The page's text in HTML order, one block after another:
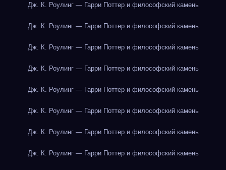
Дж. К. Роулинг — Гарри Поттер и философский камень
Дж. К. Роулинг — Гарри Поттер и философский камень
Дж. К. Роулинг — Гарри Поттер и философский камень
Дж. К. Роулинг — Гарри Поттер и философский камень
Дж. К. Роулинг — Гарри Поттер и философский камень
Дж. К. Роулинг — Гарри Поттер и философский камень
Дж. К. Роулинг — Гарри Поттер и философский камень
Дж. К. Роулинг — Гарри Поттер и философский камень